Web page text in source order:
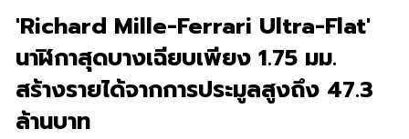
'Richard Mille-Ferrari Ultra-Flat'
นาฬิกาสุดบางเฉียบเพียง 1.75 มม.
สร้างรายได้จากการประมูลสูงถึง 47.3
ล้านบาท